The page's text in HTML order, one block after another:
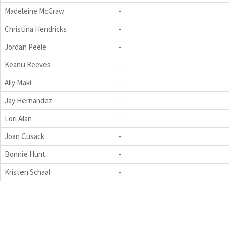
Madeleine McGraw
-
Christina Hendricks
-
Jordan Peele
-
Keanu Reeves
-
Ally Maki
-
Jay Hernandez
-
Lori Alan
-
Joan Cusack
-
Bonnie Hunt
-
Kristen Schaal
-